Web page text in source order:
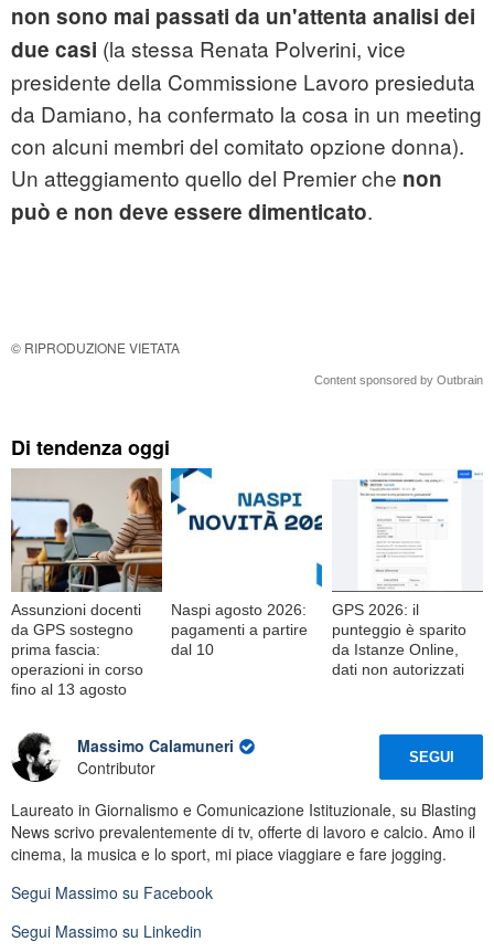
non sono mai passati da un'attenta analisi dei
due casi (la stessa Renata Polverini, vice
presidente della Commissione Lavoro presieduta
da Damiano, ha confermato la cosa in un meeting
con alcuni membri del comitato opzione donna).
Un atteggiamento quello del Premier che non
può e non deve essere dimenticato.
© RIPRODUZIONE VIETATA
Content sponsored by Outbrain
Di tendenza oggi
Assunzioni docenti
da GPS sostegno
prima fascia:
operazioni in corso
fino al 13 agosto
Naspi agosto 2026:
pagamenti a partire
dal 10
GPS 2026: il
punteggio è sparito
da Istanze Online,
dati non autorizzati
Massimo Calamuneri
Contributor
SEGUI
Laureato in Giornalismo e Comunicazione Istituzionale, su Blasting
News scrivo prevalentemente di tv, offerte di lavoro e calcio. Amo il
cinema, la musica e lo sport, mi piace viaggiare e fare jogging.
Segui Massimo su Facebook
Segui Massimo su Linkedin